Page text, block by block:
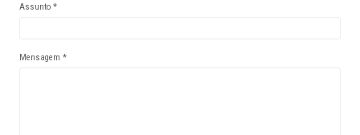
Assunto *
Mensagem *